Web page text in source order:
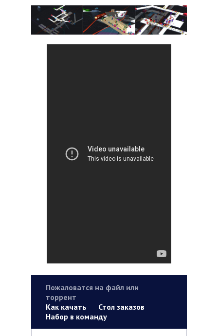
Пожаловатся на файл или
торрент
Как качать
Стол заказов
Набор в команду